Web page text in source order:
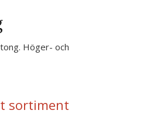
Höger- och
sortiment